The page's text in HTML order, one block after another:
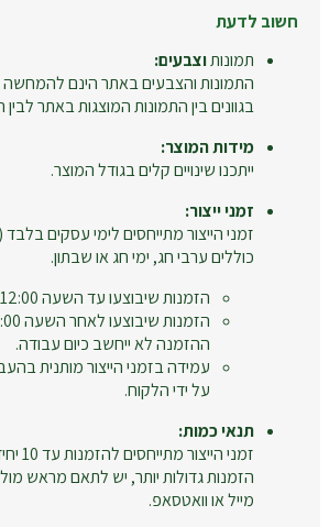
חשוב לדעת
תמונותוצבעים:
התמונות והצבעים באתר הינם להמחשה
בגוונים בין התמונות המוצגות באתר
מידות המוצר:
ייתכנו שינויים קלים בגודל המוצר.
זמני ייצור:
זמני הייצור מתייחסים לימי עסקים
כוללים ערבי חג, ימי חג או שבתון.
הזמנות שיבוצעו עד השעה 12:00 ייחשבו כיום עבודה.
ההזמנה לא ייחשב כיום עבודה.
עמידה בזמני הייצור מותנית
על ידי הלקוח.
תנאי כמות:
זמני
הזמנות גדולות יותר, יש לתאם מראש
מייל או וואטסאפ.